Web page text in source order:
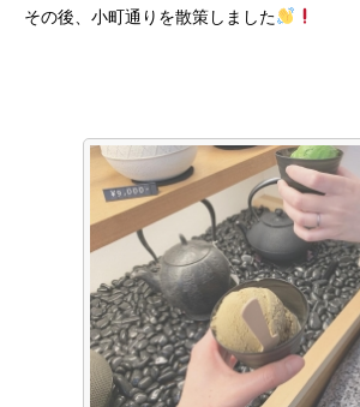
その後、小町通りを散策しました